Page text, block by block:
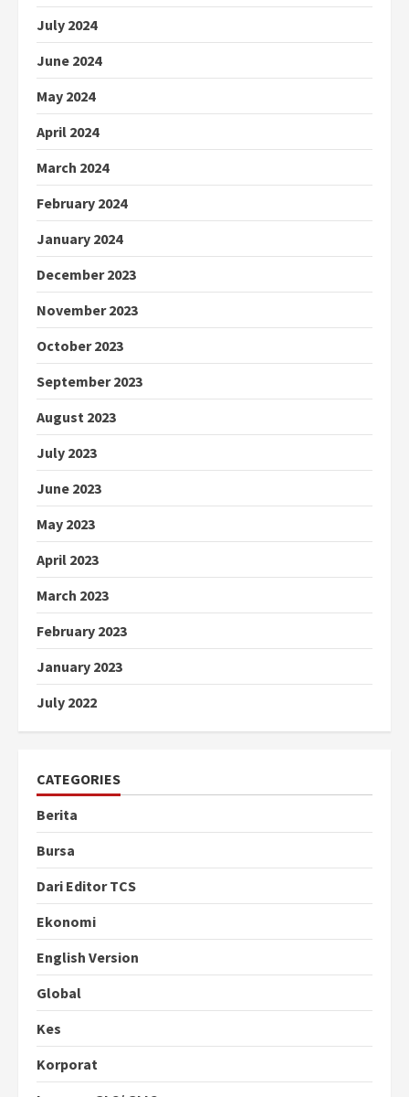
July 2024
June 2024
May 2024
April 2024
March 2024
February 2024
January 2024
December 2023
November 2023
October 2023
September 2023
August 2023
July 2023
June 2023
May 2023
April 2023
March 2023
February 2023
January 2023
July 2022
CATEGORIES
Berita
Bursa
Dari Editor TCS
Ekonomi
English Version
Global
Kes
Korporat